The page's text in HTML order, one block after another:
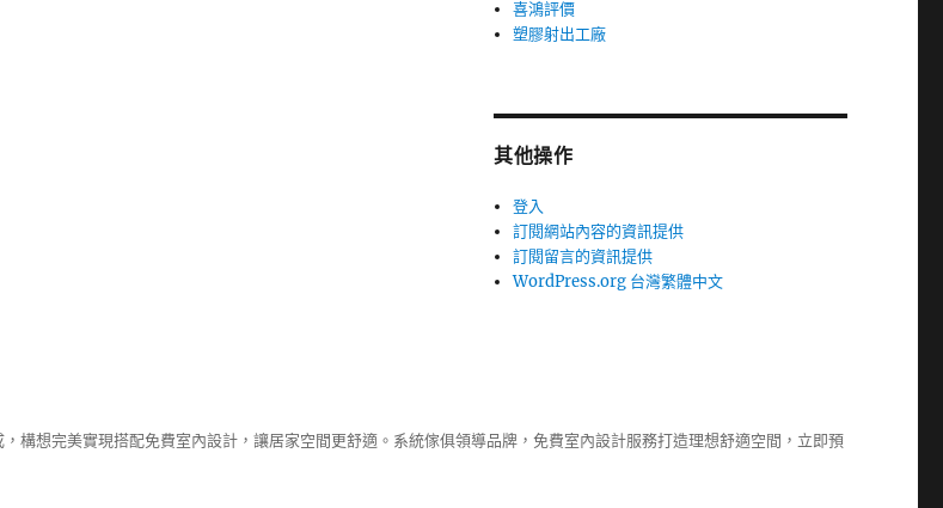
喜鴻評價
塑膠射出工廠
其他操作
登入
訂閱網站內容的資訊提供
訂閱留言的資訊提供
WordPress.org 台灣繁體中文
構想完美實現搭配免費室內設計，讓居家空間更舒適。 系統傢俱領導品牌，免費室內設計服務打造理想舒適空間，立即預